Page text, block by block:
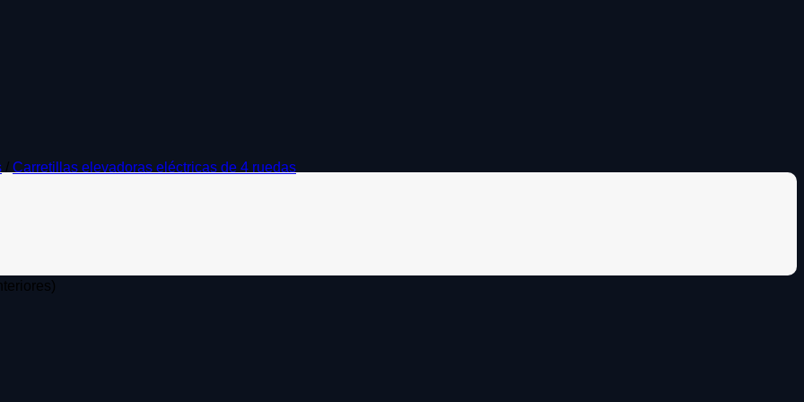
/ Carretillas elevadoras eléctricas de 4 ruedas